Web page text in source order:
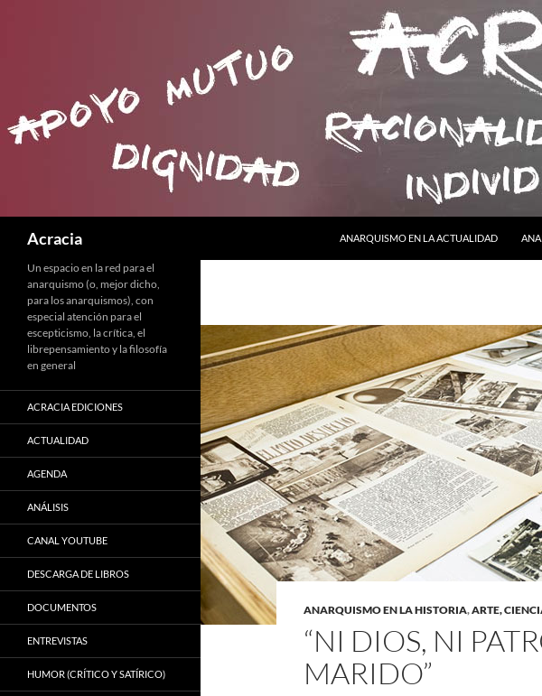
Acracia
ANARQUISMO EN LA ACTUALIDAD
ANARQUISMO EN LA HISTORIA,ARTE,
“NI DIOS, NI
MARIDO”
Un espacio en la red para el
anarquismo (o, mejor dicho,
para los anarquismos), con
especial atención para el
escepticismo, la crítica, el
librepensamiento y la filosofía
en general
ACRACIA EDICIONES
ACTUALIDAD
AGENDA
ANÁLISIS
CANAL YOUTUBE
DESCARGA DE LIBROS
DOCUMENTOS
ENTREVISTAS
HUMOR (CRÍTICO Y SATÍRICO)